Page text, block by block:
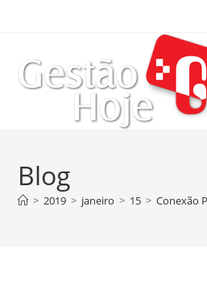
Blog
> 2019 > janeiro > 15 > Conexão